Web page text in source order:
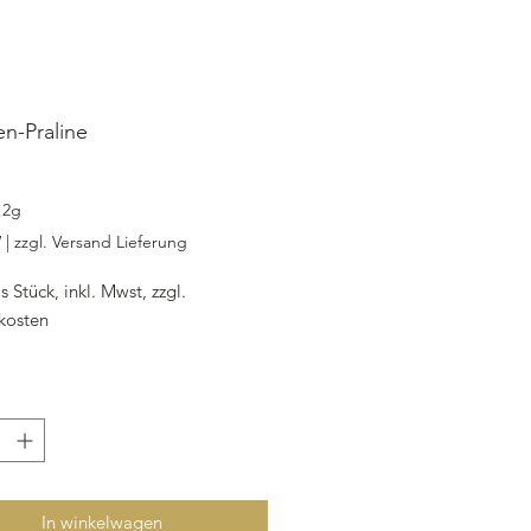
Praline
| zzgl. Versand Lieferung
Stück, inkl. Mwst, zzgl.
Kuvertüre dunkel
Pistazie
In winkelwagen